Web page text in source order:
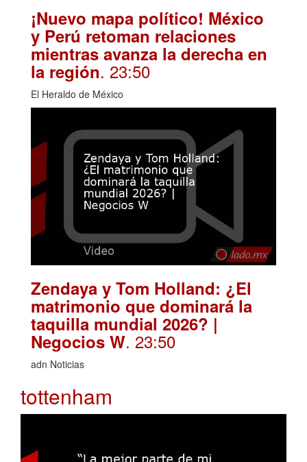
¡Nuevo mapa político! México
y Perú retoman relaciones
mientras avanza la derecha en
la región. 23:50
El Heraldo de México
Zendaya y Tom Holland: ¿El
matrimonio que dominará la
taquilla mundial 2026? |
Negocios W. 23:50
adn Noticias
tottenham